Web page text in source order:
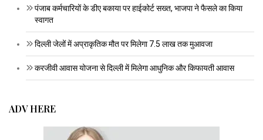
पंजाब कर्मचारियों के डीए बकाया पर हाईकोर्ट सख्त, भाजपा ने फैसले का किया
स्वागत
दिल्ली जेलों में अप्राकृतिक मौत पर मिलेगा 7.5 लाख तक मुआवजा
करजीवी आवास योजना से दिल्ली में मिलेगा आधुनिक और किफायती आवास
ADV HERE